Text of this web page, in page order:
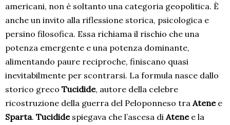
americani, non è soltanto una categoria geopolitica. È
anche un invito alla riflessione storica, psicologica e
persino filosofica. Essa richiama il rischio che una
potenza emergente e una potenza dominante,
alimentando paure reciproche, finiscano quasi
inevitabilmente per scontrarsi. La formula nasce dallo
storico greco Tucidide, autore della celebre
ricostruzione della guerra del Peloponneso traAtenee
Sparta. Tucididespiegava che l’ascesa diAtenee la